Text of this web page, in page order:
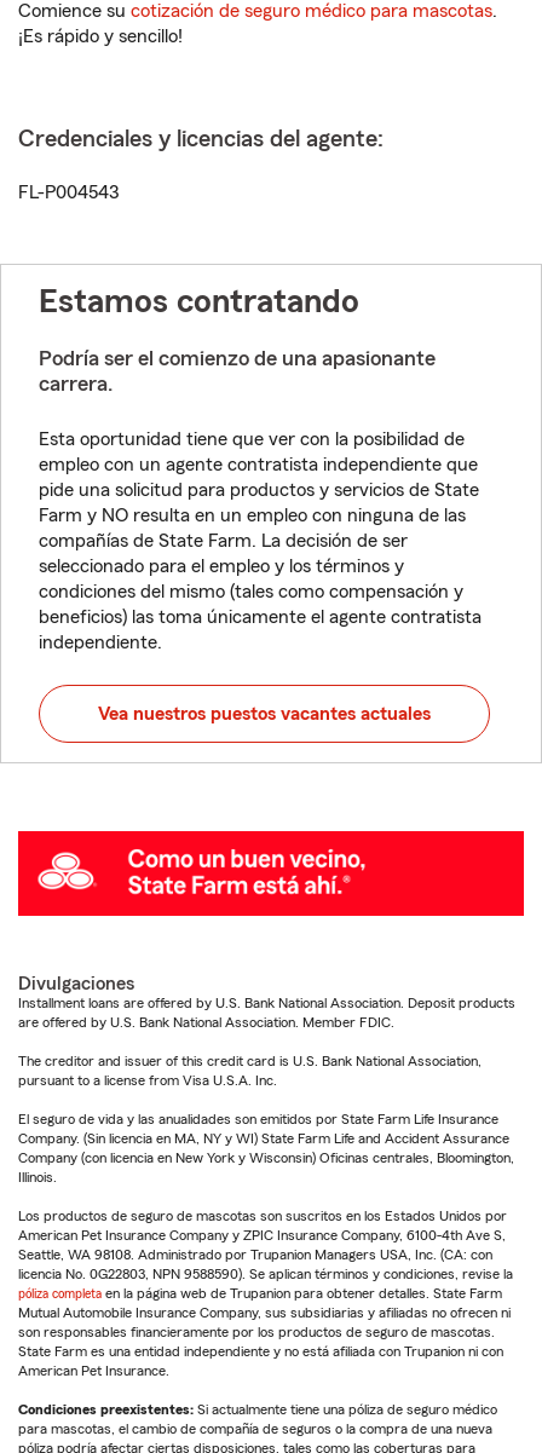
Comience su cotización de seguro médico para mascotas.
¡Es rápido y sencillo!
Credenciales y licencias del agente:
FL-P004543
Estamos contratando
Podría ser el comienzo de una apasionante
carrera.
Esta oportunidad tiene que ver con la posibilidad de
empleo con un agente contratista independiente que
pide una solicitud para productos y servicios de State
Farm y NO resulta en un empleo con ninguna de las
compañías de State Farm. La decisión de ser
seleccionado para el empleo y los términos y
condiciones del mismo (tales como compensación y
beneficios) las toma únicamente el agente contratista
independiente.
Vea nuestros puestos vacantes actuales
Divulgaciones
Installment loans are offered by U.S. Bank National Association. Deposit products
are offered by U.S. Bank National Association. Member FDIC.
The creditor and issuer of this credit card is U.S. Bank National Association,
pursuant to a license from Visa U.S.A. Inc.
El seguro de vida y las anualidades son emitidos por State Farm Life Insurance
Company. (Sin licencia en MA, NY y WI) State Farm Life and Accident Assurance
Company (con licencia en New York y Wisconsin) Oficinas centrales, Bloomington,
Illinois.
Los productos de seguro de mascotas son suscritos en los Estados Unidos por
American Pet Insurance Company y ZPIC Insurance Company, 6100-4th Ave S,
Seattle, WA 98108. Administrado por Trupanion Managers USA, Inc. (CA: con
licencia No. 0G22803, NPN 9588590). Se aplican términos y condiciones, revise la
póliza completa en la página web de Trupanion para obtener detalles. State Farm
Mutual Automobile Insurance Company, sus subsidiarias y afiliadas no ofrecen ni
son responsables financieramente por los productos de seguro de mascotas.
State Farm es una entidad independiente y no está afiliada con Trupanion ni con
American Pet Insurance.
Condiciones preexistentes: Si actualmente tiene una póliza de seguro médico
para mascotas, el cambio de compañía de seguros o la compra de una nueva
póliza podría afectar ciertas disposiciones, tales como las coberturas para